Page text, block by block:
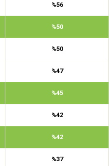
%56
%50
%50
%47
%45
%42
%42
%37